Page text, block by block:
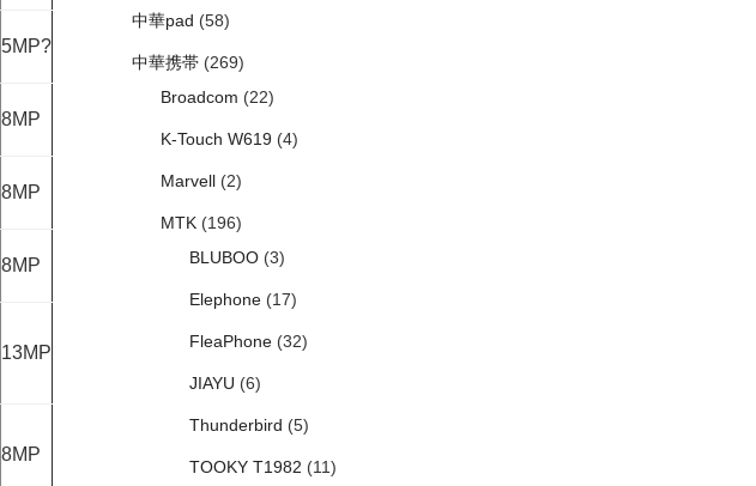
5MP?
8MP
8MP
8MP
13MP
8MP
中華pad (58)
中華携帯(269)
Broadcom (22)
K-Touch W619(4)
Marvell(2)
MTK(196)
BLUBOO(3)
Elephone(17)
FleaPhone(32)
JIAYU (6)
Thunderbird (5)
TOOKY T1982 (11)